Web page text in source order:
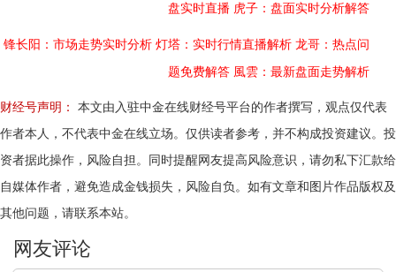
盘实时直播 虎子：盘面实时分析解答
锋长阳：市场走势实时分析 灯塔：实时行情直播解析 龙哥：热点问
题免费解答 風雲：最新盘面走势解析
财经号声明：
本文由入驻中金在线财经号平台的作者撰写，观点仅代表
作者本人，不代表中金在线立场。仅供读者参考，并不构成投资建议。投
资者据此操作，风险自担。同时提醒网友提高风险意识，请勿私下汇款给
自媒体作者，避免造成金钱损失，风险自负。如有文章和图片作品版权及
其他问题，请联系本站。